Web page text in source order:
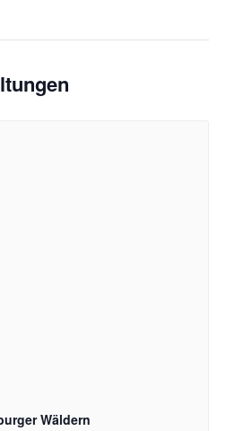
Wäldern